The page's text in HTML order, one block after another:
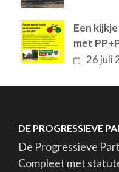
Een
met
26 juli
DE PROGRESSIEVE
De Progressieve
Compleet met